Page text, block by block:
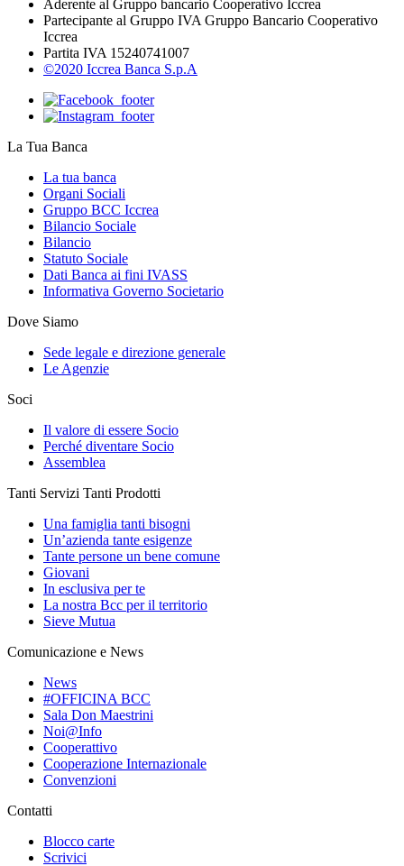
Aderente al Gruppo bancario Cooperativo Iccrea
Partecipante al Gruppo IVA Gruppo Bancario Cooperativo
Iccrea
Partita IVA 15240741007
©2020 Iccrea Banca S.p.A
La Tua Banca
La tua banca
Organi Sociali
Gruppo BCC Iccrea
Bilancio Sociale
Bilancio
Statuto Sociale
Dati Banca ai fini IVASS
Informativa Governo Societario
Dove Siamo
Sede legale e direzione generale
Le Agenzie
Soci
Il valore di essere Socio
Perché diventare Socio
Assemblea
Tanti Servizi Tanti Prodotti
Una famiglia tanti bisogni
Un’azienda tante esigenze
Tante persone un bene comune
Giovani
In esclusiva per te
La nostra Bcc per il territorio
Sieve Mutua
Comunicazione e News
News
#OFFICINA BCC
Sala Don Maestrini
Noi@Info
Cooperattivo
Cooperazione Internazionale
Convenzioni
Contatti
Blocco carte
Scrivici